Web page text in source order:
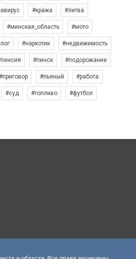
#кража #литва
#минская_область #мото
#наркотик #недвижимость
#пинск #подорожание
#пьяный #работа
#суд #топливо #футбол